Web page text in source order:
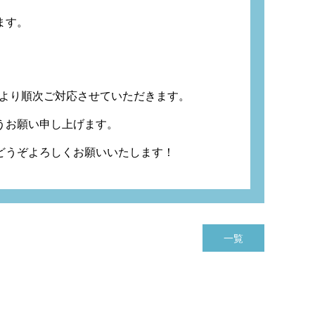
。
り順次ご対応させていただきます。
願い申し上げます。
ぞよろしくお願いいたします！
一覧